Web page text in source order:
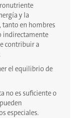
y la
tanto en hombres
indirectamente
contribuir a
el equilibrio de
no es suficiente o
especiales.